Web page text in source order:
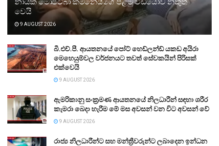
නායක මොජ්ටබා කම්නේයිගේ පළමු වීඩියෝව නිකුත්
වෙයි
9 AUGUST 2026
බී.එච්.පී. ආයතනයේ පෝට් හෙඩ්ලන්ඩ් යකඩ අයිරා
මෙහෙයුම්වල වර්ජනයට තවත් සේවකයින් පිරිසක්
එක්වෙයි
9 AUGUST 2026
ඇමරිකානු සංක්‍රමණ ආයතනයේ නිලධාරීන් සඳහා ශරීර
කැමරා බෙදා හැරීම මේ මස අවසන් වන විට අවසන් වේ
9 AUGUST 2026
රාජ්‍ය නිලධාරීන්ට සහ මන්ත්‍රීවරුන්ට ලබාදෙන ඉන්ධන